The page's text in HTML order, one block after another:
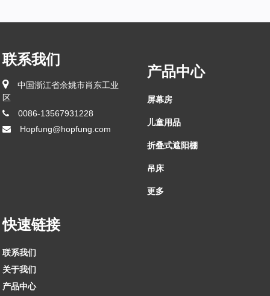
联系我们
中国浙江省余姚市肖东工业
区
0086-13567931228
Hopfung@hopfung.com
产品中心
屏幕房
儿童用品
折叠式遮阳棚
吊床
更多
快速链接
联系我们
关于我们
产品中心